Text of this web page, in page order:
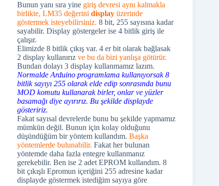
Bunun yanı sıra yine giriş devresi aynı kalmakla
birlikte, LM35 değerini display üzerinde
göstermek isteyebilirsiniz. 8 bit, 255 sayısına kadar
sayabilir. Display göstergeler ise 4 bitlik giriş ile
çalışır.
Elimizde 8 bitlik çıkış var. 4 er bit olarak bağlasak
2 display kullanırız ve bu da bizi yanlışa götürür.
Bundan dolayı 3 display kullanmamız lazım.
Normalde Arduino programlama kullanıyorsak 8
bitlik sayıyı 255 olarak elde edip sonrasında bunu
MOD komutu kullanarak birler, onlar ve yüzler
basamağı diye ayırırız. Bu şekilde displayde
gösteririz.
Fakat sayısal devrelerde bunu bu şekilde yapmamız
mümkün değil. Bunun için kolay olduğunu
düşündüğüm bir yöntem kullandım. Başka
yöntemlerde bulunabilir. Fakat her bulunan
yöntemde daha fazla entegre kullanmanız
gerekebilir. Ben ise 2 adet EPROM kullandım. 8
bit çıkışlı Epromun içeriğini 255 adresine kadar
displayde göstermek istediğim sayıya göre